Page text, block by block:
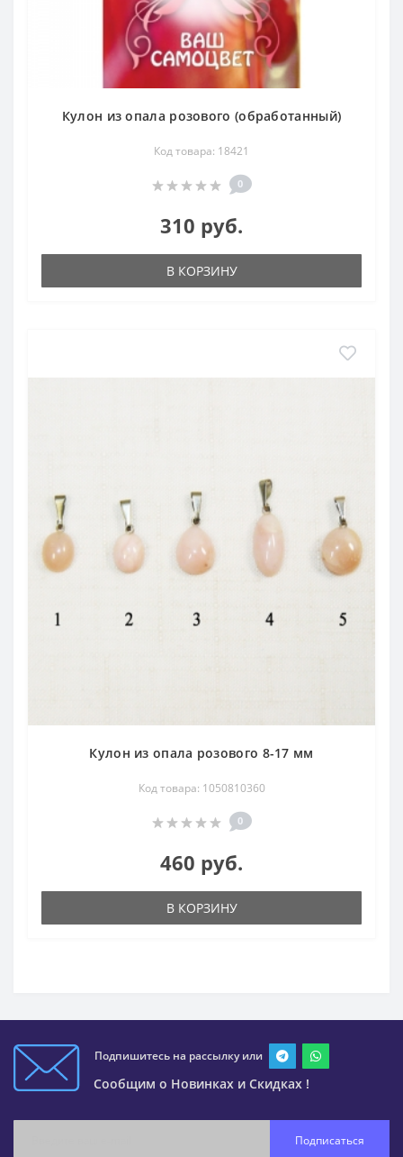
Кулон из опала розового (обработанный)
Код товара: 18421
0
310 руб.
В КОРЗИНУ
Кулон из опала розового 8-17 мм
Код товара: 1050810360
0
460 руб.
В КОРЗИНУ
Подпишитесь на рассылку или
Сообщим о Новинках и Скидках !
Подписаться